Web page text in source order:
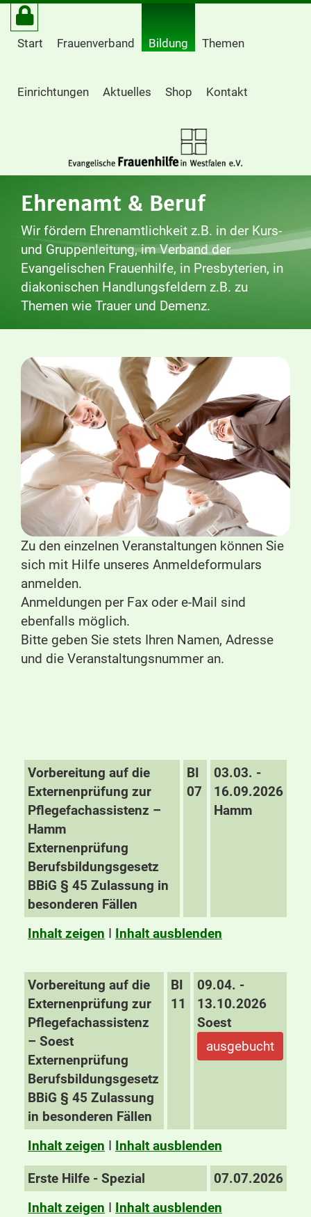
Start Frauenverband Bildung Themen
Einrichtungen Aktuelles Shop Kontakt
Ehrenamt & Beruf
Wir fördern Ehrenamtlichkeit z.B. in der Kurs-
und Gruppenleitung, im Verband der
Evangelischen Frauenhilfe, in Presbyterien, in
diakonischen Handlungsfeldern z.B. zu
Themen wie Trauer und Demenz.
Zu den einzelnen Veranstaltungen können Sie
sich mit Hilfe unseres Anmeldeformulars
anmelden.
Anmeldungen per Fax oder e-Mail sind
ebenfalls möglich.
Bitte geben Sie stets Ihren Namen, Adresse
und die Veranstaltungsnummer an.
Vorbereitung auf die
Externenprüfung zur
Pflegefachassistenz –
Hamm
Externenprüfung
Berufsbildungsgesetz
BBiG § 45 Zulassung in
besonderen Fällen
BI
07
03.03. -
16.09.2026
Hamm
Inhalt zeigen I Inhalt ausblenden
Vorbereitung auf die
Externenprüfung zur
Pflegefachassistenz
– Soest
Externenprüfung
Berufsbildungsgesetz
BBiG § 45 Zulassung
in besonderen Fällen
BI
11
09.04. -
13.10.2026
Soest
ausgebucht
Inhalt zeigen I Inhalt ausblenden
Erste Hilfe - Spezial
07.07.2026
Inhalt zeigen I Inhalt ausblenden